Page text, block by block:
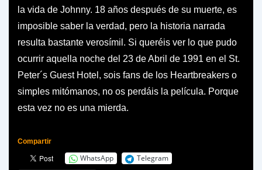
la vida de Johnny. 18 años después de su muerte, es
imposible saber la verdad, pero la historia narrada
resulta bastante verosímil. Si queréis ver lo que pudo
ocurrir aquella noche del 23 de Abril de 1991 en el St.
Peter´s Guest Hotel, sois fans de los Heartbreakers o
simples mitómanos, no os perdáis la película. Porque
esta vez no es una mierda.
Compartir
WhatsApp
Telegram